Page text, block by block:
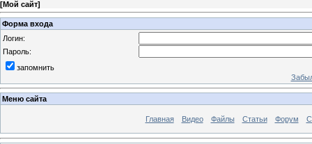
[Мой сайт]
Форма входа
Логин:
Пароль:
запомнить
Меню сайта
Главная Видео Файлы Статьи Форум